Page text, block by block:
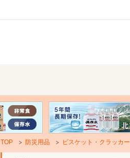
TOP 防災用品 ビスケット・クラッカー